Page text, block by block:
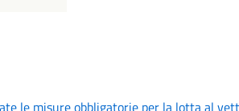
le misure obbligatorie per la lotta al